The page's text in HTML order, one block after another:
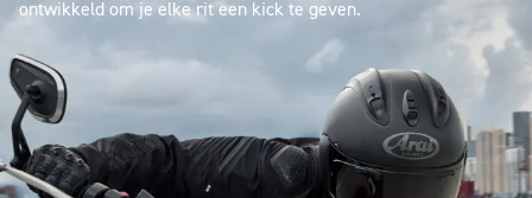
ontwikkeld om je elke rit een kick te geven.